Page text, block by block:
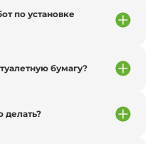
по установке
бумагу?
делать?